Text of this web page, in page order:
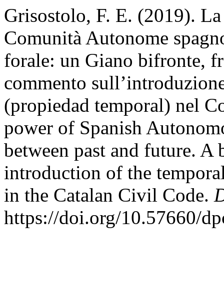
Grisostolo, F. E. (2019).
Comunità Autonome
forale: un Giano bifronte,
commento
(propiedad temporal) nel
power of Spanish
between past and future. A
introduction of the
in the Catalan Civil Code.
https://doi.org/10.57660/